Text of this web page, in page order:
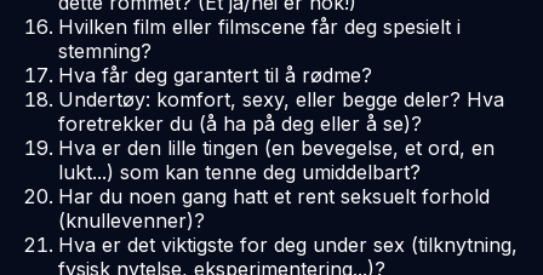
Hvilken film eller filmscene får deg spesielt i
stemning?
Hva får deg garantert til å rødme?
Undertøy: komfort, sexy, eller begge deler? Hva
foretrekker du (å ha på deg eller å se)?
Hva er den lille tingen (en bevegelse, et ord, en
lukt...) som kan tenne deg umiddelbart?
Har du noen gang hatt et rent seksuelt forhold
(knullevenner)?
Hva er det viktigste for deg under sex (tilknytning,
fysisk nytelse, eksperimentering...)?